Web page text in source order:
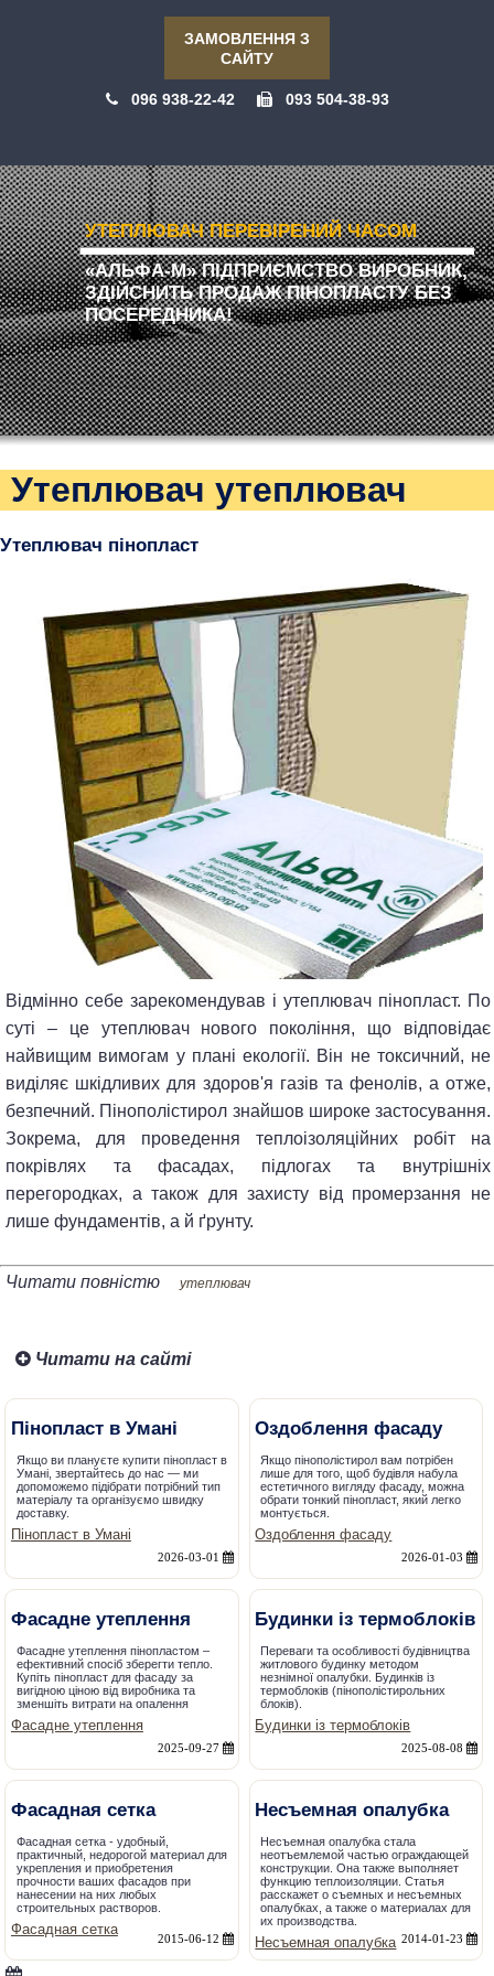
ЗАМОВЛЕННЯ З
САЙТУ
096 938-22-42 093 504-38-93
УТЕПЛЮВАЧ ПЕРЕВІРЕНИЙ ЧАСОМ
«АЛЬФА-М» ПІДПРИЄМСТВО ВИРОБНИК,
ЗДІЙСНИТЬ ПРОДАЖ ПІНОПЛАСТУ БЕЗ
ПОСЕРЕДНИКА!
Утеплювач утеплювач
Утеплювач пінопласт
Відмінно себе зарекомендував і утеплювач пінопласт. По
суті – це утеплювач нового покоління, що відповідає
найвищим вимогам у плані екології. Він не токсичний, не
виділяє шкідливих для здоров'я газів та фенолів, а отже,
безпечний. Пінополістирол знайшов широке застосування.
Зокрема, для проведення теплоізоляційних робіт на
покрівлях та фасадах, підлогах та внутрішніх
перегородках, а також для захисту від промерзання не
лише фундаментів, а й ґрунту.
Читати повністю утеплювач
Читати на сайті
Пінопласт в Умані
Якщо ви плануєте купити пінопласт в
Умані, звертайтесь до нас — ми
допоможемо підібрати потрібний тип
матеріалу та організуємо швидку
доставку.
Пінопласт в Умані
2026-03-01
Оздоблення фасаду
Якщо пінополістирол вам потрібен
лише для того, щоб будівля набула
естетичного вигляду фасаду, можна
обрати тонкий пінопласт, який легко
монтується.
Оздоблення фасаду
2026-01-03
Фасадне утеплення
Фасадне утеплення пінопластом –
ефективний спосіб зберегти тепло.
Купіть пінопласт для фасаду за
вигідною ціною від виробника та
зменшіть витрати на опалення
Фасадне утеплення
2025-09-27
Будинки із термоблоків
Переваги та особливості будівництва
житлового будинку методом
незнімної опалубки. Будинків із
термоблоків (пінополістирольних
блоків).
Будинки із термоблоків
2025-08-08
Фасадная сетка
Фасадная сетка - удобный,
практичный, недорогой материал для
укрепления и приобретения
прочности ваших фасадов при
нанесении на них любых
строительных растворов.
Фасадная сетка
2015-06-12
Несъемная опалубка
Несъемная опалубка стала
неотъемлемой частью ограждающей
конструкции. Она также выполняет
функцию теплоизоляции. Статья
расскажет о съемных и несъемных
опалубках, а также о материалах для
их производства.
Несъемная опалубка 2014-01-23